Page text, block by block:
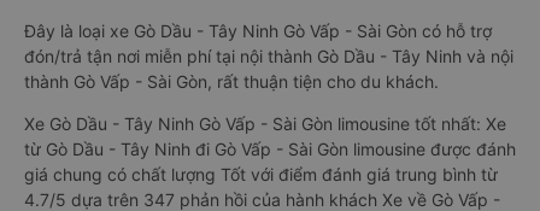
Đây là loại xe Gò Dầu - Tây Ninh Gò Vấp - Sài Gòn có hỗ trợ
đón/trả tận nơi miễn phí tại nội thành Gò Dầu - Tây Ninh và nội
thành Gò Vấp - Sài Gòn, rất thuận tiện cho du khách.
Xe Gò Dầu - Tây Ninh Gò Vấp - Sài Gòn limousine tốt nhất: Xe
từ Gò Dầu - Tây Ninh đi Gò Vấp - Sài Gòn limousine được đánh
giá chung có chất lượng Tốt với điểm đánh giá trung bình từ
4.7/5 dựa trên 347 phản hồi của hành khách Xe về Gò Vấp -